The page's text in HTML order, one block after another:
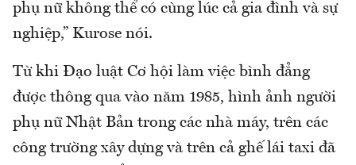
phụ nữ không thể có cùng lúc cả gia đình và sự
nghiệp,” Kurose nói.
Từ khi Đạo luật Cơ hội làm việc bình đẳng
được thông qua vào năm 1985, hình ảnh người
phụ nữ Nhật Bản trong các nhà máy, trên các
công trường xây dựng và trên cả ghế lái taxi đã